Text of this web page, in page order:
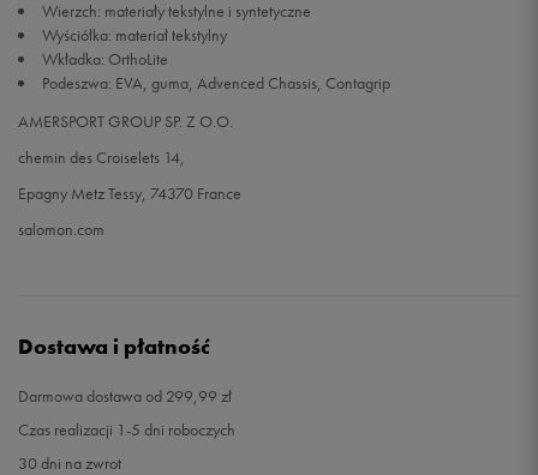
Wierzch: materiały tekstylne i syntetyczne
Wyściółka: materiał tekstylny
Wkładka: OrthoLite
Podeszwa: EVA, guma, Advenced Chassis, Contagrip
AMERSPORT GROUP SP. Z O.O.
chemin des Croiselets 14,
Epagny Metz Tessy, 74370 France
salomon.com
Dostawa i płatność
Darmowa dostawa od 299,99 zł
Czas realizacji 1-5 dni roboczych
30 dni na zwrot